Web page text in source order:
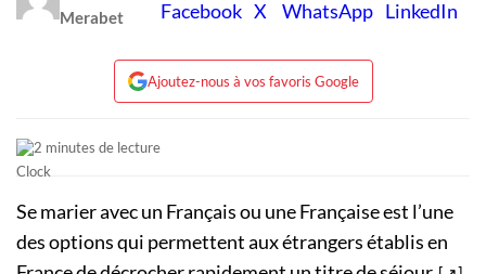
Merabet
Ajoutez-nous à vos favoris Google
2 minutes de lecture
Se marier avec un Français ou une Française est l’une
des options qui permettent aux étrangers établis en